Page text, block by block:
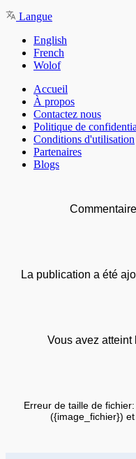
Langue
English
French
Wolof
Accueil
À propos
Contactez nous
Politique de
Conditions d'utilisation
Partenaires
Blogs
La publication a été
Vous avez atteint
Erreur de taille de
({image_fichier})